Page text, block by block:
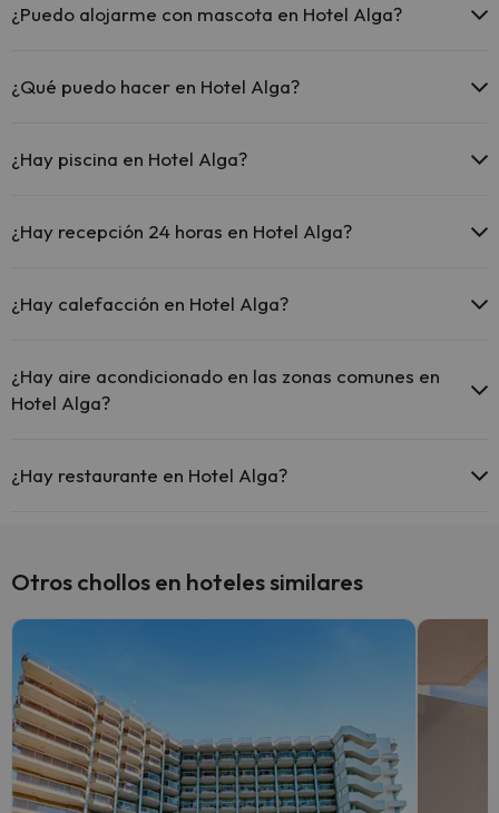
El Hotel Alga dispone de Wi-Fi.
¿Puedo alojarme con mascota en Hotel Alga?
¿Qué puedo hacer en Hotel Alga?
ser de pago).
¿Hay piscina en Hotel Alga?
tienes más info sobre la piscina y otras instalaciones.
¿Hay recepción 24 horas en Hotel Alga?
¿Hay calefacción en Hotel Alga?
¿Hay aire acondicionado en las zonas comunes en
Hotel Alga?
¿Hay restaurante en Hotel Alga?
Otros chollos en hoteles similares